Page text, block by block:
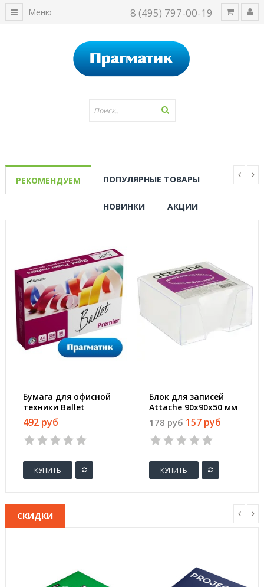
8 (495) 797-00-19
Меню
РЕКОМЕНДУЕМ ПОПУЛЯРНЫЕ ТОВАРЫ
НОВИНКИ АКЦИИ
Бумага для офисной
техники Ballet
Premier (А4, марка A,
80 г/кв.м, 500 листов)
492 руб
КУПИТЬ
Блок для записей
Attache 90x90x50 мм
белый в боксе
(плотность 80 г/кв.м)
178 руб 157 руб
КУПИТЬ
СКИДКИ